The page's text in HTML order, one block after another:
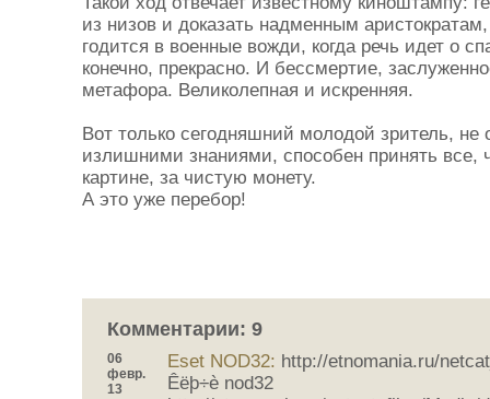
из низов и доказать надменным
годится в военные вожди, когда речь идет о
конечно, прекрасно. И бессмертие,
метафора. Великолепная и искренняя.
Вот только сегодняшний молодой зритель, не
излишними знаниями, способен принять все,
картине, за чистую монету.
А это уже перебор!
Комментарии: 9
06
февр.
13
Eset NOD32: http://etnomania.ru/
Êëþ÷è nod32